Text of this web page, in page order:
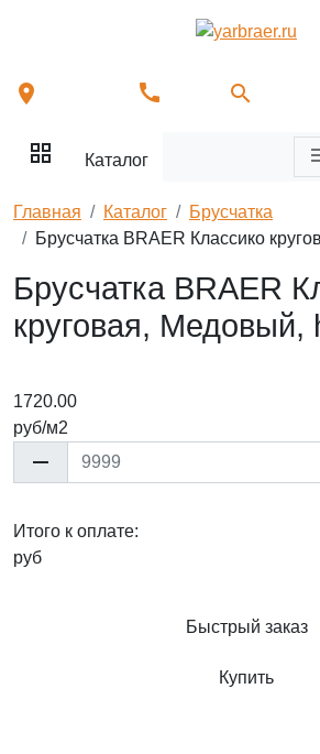
location_on call search
grid_view Каталог
Главная Каталог
Брусчатка
Брусчатка BRAER Классико
Брусчатка BRAER
круговая, Медовый,
1720.00
руб/м2
remove
Итого к оплате:
руб
Быстрый заказ
Купить